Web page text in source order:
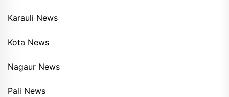
Karauli News
Kota News
Nagaur News
Pali News